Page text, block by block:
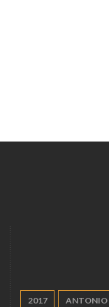
2017 ANTONIO